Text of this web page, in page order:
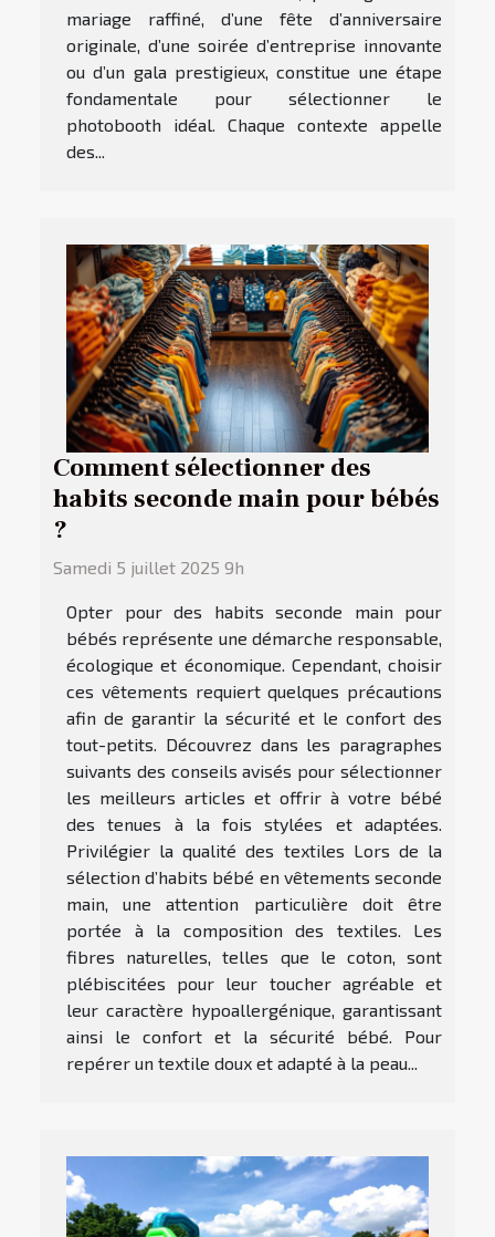
mariage raffiné, d’une fête d’anniversaire
originale, d’une soirée d’entreprise innovante
ou d’un gala prestigieux, constitue une étape
fondamentale pour sélectionner le
photobooth idéal. Chaque contexte appelle
des...
Comment sélectionner des
habits seconde main pour bébés
?
Samedi 5 juillet 2025 9h
Opter pour des habits seconde main pour
bébés représente une démarche responsable,
écologique et économique. Cependant, choisir
ces vêtements requiert quelques précautions
afin de garantir la sécurité et le confort des
tout-petits. Découvrez dans les paragraphes
suivants des conseils avisés pour sélectionner
les meilleurs articles et offrir à votre bébé
des tenues à la fois stylées et adaptées.
Privilégier la qualité des textiles Lors de la
sélection d’habits bébé en vêtements seconde
main, une attention particulière doit être
portée à la composition des textiles. Les
fibres naturelles, telles que le coton, sont
plébiscitées pour leur toucher agréable et
leur caractère hypoallergénique, garantissant
ainsi le confort et la sécurité bébé. Pour
repérer un textile doux et adapté à la peau...